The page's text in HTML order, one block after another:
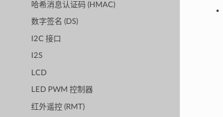
哈希消息认证码 (HMAC)
数字签名 (DS)
I2C 接口
I2S
LCD
LED PWM 控制器
红外遥控 (RMT)